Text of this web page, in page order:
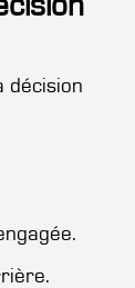
décision